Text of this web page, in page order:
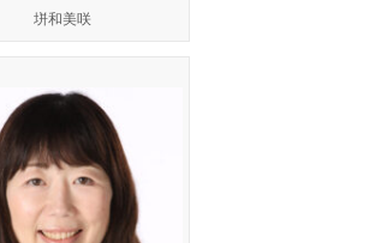
垪和美咲